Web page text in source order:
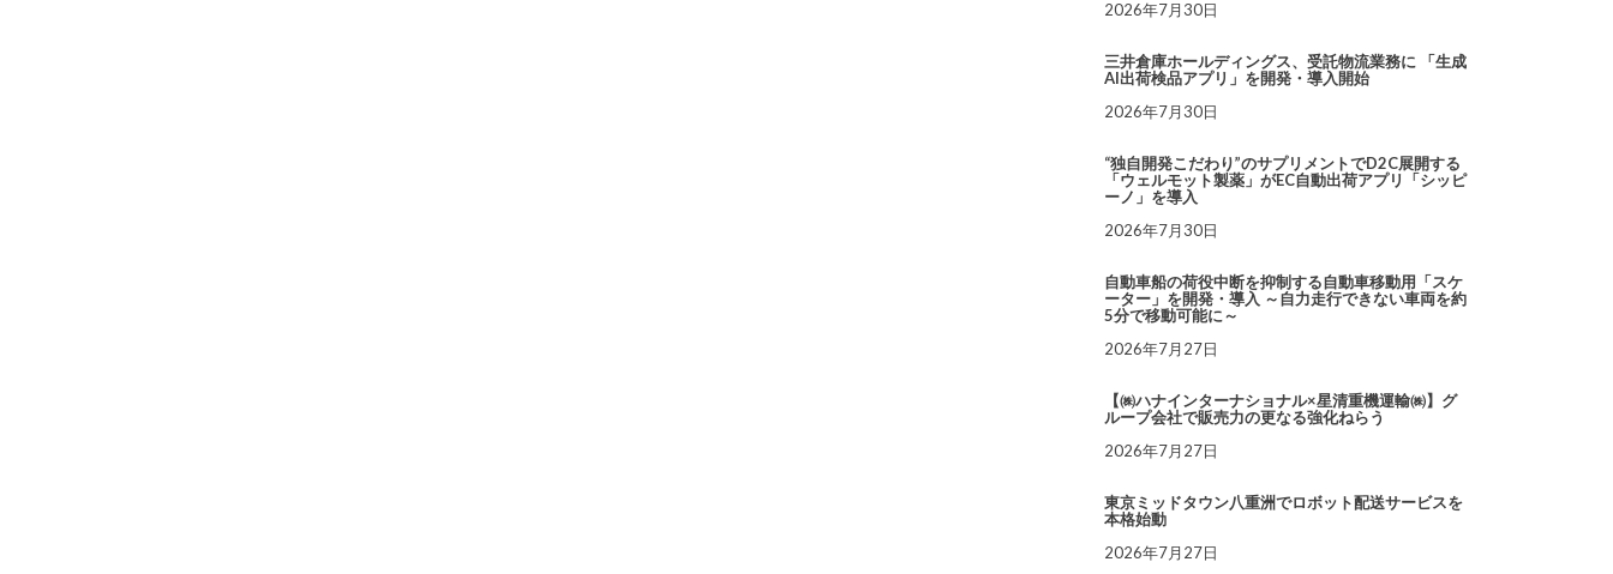
2026年7月30日
三井倉庫ホールディングス、受託物流業務に 「生成
AI出荷検品アプリ」を開発・導入開始
2026年7月30日
“独自開発こだわり”のサプリメントでD2C展開する
「ウェルモット製薬」がEC自動出荷アプリ「シッピ
ーノ」を導入
2026年7月30日
自動車船の荷役中断を抑制する自動車移動用「スケ
ーター」を開発・導入 ～自力走行できない車両を約
5分で移動可能に～
2026年7月27日
【㈱ハナインターナショナル×星清重機運輸㈱】グ
ループ会社で販売力の更なる強化ねらう
2026年7月27日
東京ミッドタウン八重洲でロボット配送サービスを
本格始動
2026年7月27日